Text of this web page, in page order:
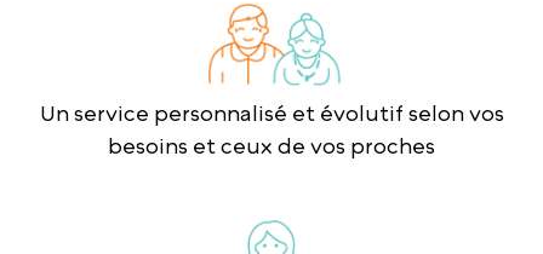
Un service personnalisé et évolutif selon vos
besoins et ceux de vos proches